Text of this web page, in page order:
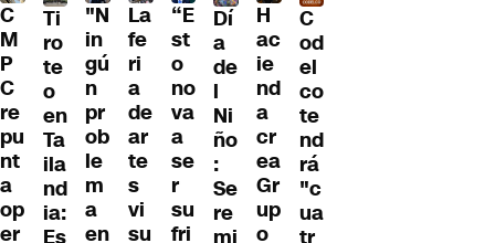
C
M
P
C
re
pu
nt
a
op
er
Ti
ro
te
o
en
Ta
ila
nd
ia:
Es
"N
in
gú
n
pr
ob
le
m
a
en
La
fe
ri
a
de
ar
te
s
vi
su
“E
st
o
no
va
a
se
r
su
fri
Dí
a
de
l
Ni
ño
:
Se
re
mi
H
ac
ie
nd
a
cr
ea
Gr
up
o
C
od
el
co
te
nd
rá
"c
ua
tr